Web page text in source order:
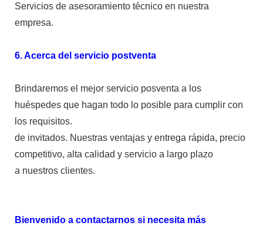
Servicios de asesoramiento técnico en nuestra
empresa.
6. Acerca del servicio postventa
Brindaremos el mejor servicio posventa a los
huéspedes que hagan todo lo posible para cumplir con
los requisitos.
de invitados. Nuestras ventajas y entrega rápida, precio
competitivo, alta calidad y servicio a largo plazo
a nuestros clientes.
Bienvenido a contactarnos si necesita más